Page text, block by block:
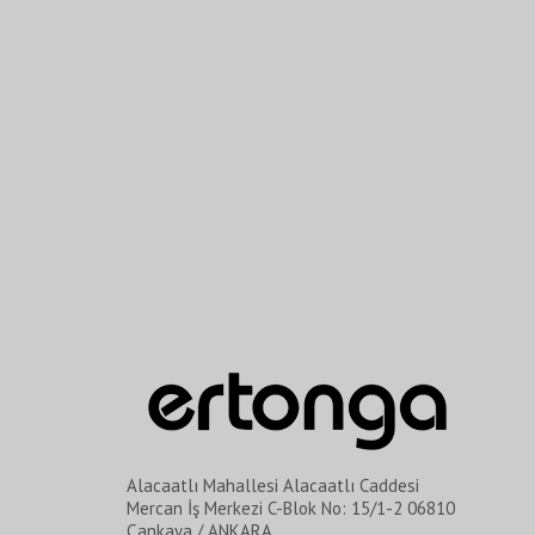
Alacaatlı Mahallesi Alacaatlı Caddesi
Mercan İş Merkezi C-Blok No: 15/1-2 06810